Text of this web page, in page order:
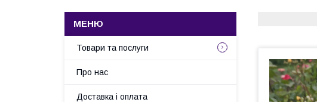
Товари та послуги
Про нас
Доставка і оплата